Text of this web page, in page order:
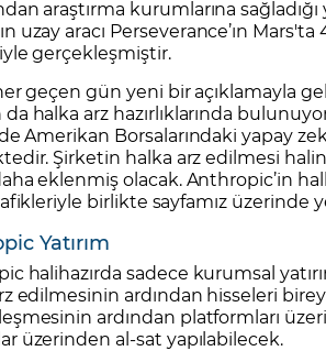
araştırma kurumlarına
uzay aracı Perseverance’ın
gerçekleşmiştir.
geçen gün yeni bir açıklamayla
halka arz hazırlıklarında
Amerikan Borsalarındaki yapay
Şirketin halka arz edilmesi
eklenmiş olacak. Anthropic’in
birlikte sayfamız üzerinde
Yatırım
halihazırda sadece kurumsal
edilmesinin ardından hisseleri
ardından platformları
üzerinden al-sat yapılabilecek.